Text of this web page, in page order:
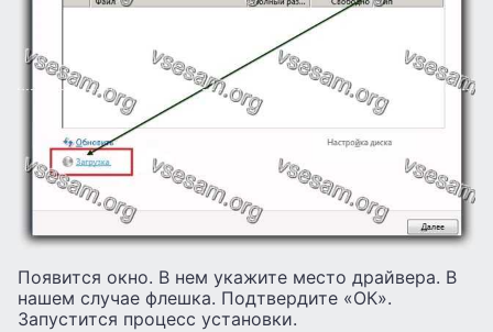
Появится окно. В нем укажите место драйвера. В
нашем случае флешка. Подтвердите «ОК».
Запустится процесс установки.